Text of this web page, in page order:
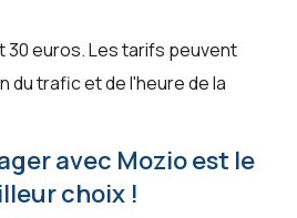
30 euros. Les tarifs peuvent
du trafic et de l'heure de la
avec Mozio est le
choix !